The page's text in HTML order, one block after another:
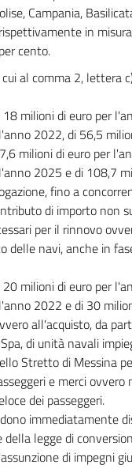
Campania,
in
cento.
cui al comma 2, lettera
milioni di euro per
2022, di 56,5
milioni di euro per
2025 e di 108,7
fino a
di importo non
per il rinnovo
delle navi, anche in
20 milioni di euro per
2022 e di 30
all'acquisto, da
di unità navali
Stretto di Messina
e merci ovvero
dei passeggeri.
immediatamente
legge di
di impegni